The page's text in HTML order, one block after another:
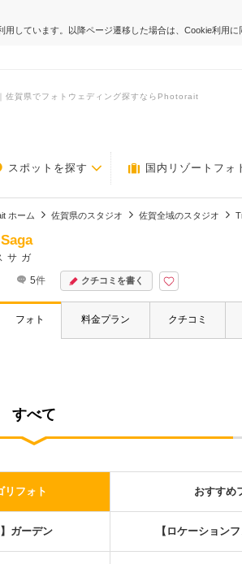
用しています。以降ページ遷移した場合は、Cookie利用に
賀県でフォトウェディング探すならPhotorait
スポットを探す 国内リゾートフォ
ホーム 佐賀県のスタジオ 佐賀全域のスタジオ
サガ
5件 クチコミを書く
フォト 料金プラン クチコミ
すべて
リフォト おすすめ
ガーデン 【ロケーション